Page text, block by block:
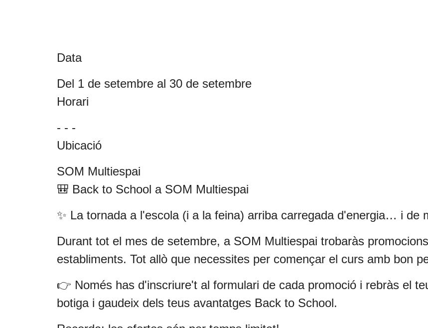
Data
Del 1 de setembre al 30 de setembre
Horari
- - -
Ubicació
SOM Multiespai
🎒 Back to School a SOM Multiespai
✨ La tornada a l'escola (i a la feina) arriba carregada d'energia… i de
Durant tot el mes de setembre, a SOM Multiespai trobaràs
establiments. Tot allò que necessites per començar el curs amb bon
👉 Només has d'inscriure't al formulari de cada promoció i rebràs el
botiga i gaudeix dels teus avantatges Back to School.